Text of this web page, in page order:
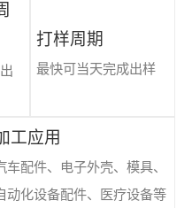
打样周期
最快可当天完成出样
工应用
车配件、电子外壳、模具、
动化设备配件、医疗设备等